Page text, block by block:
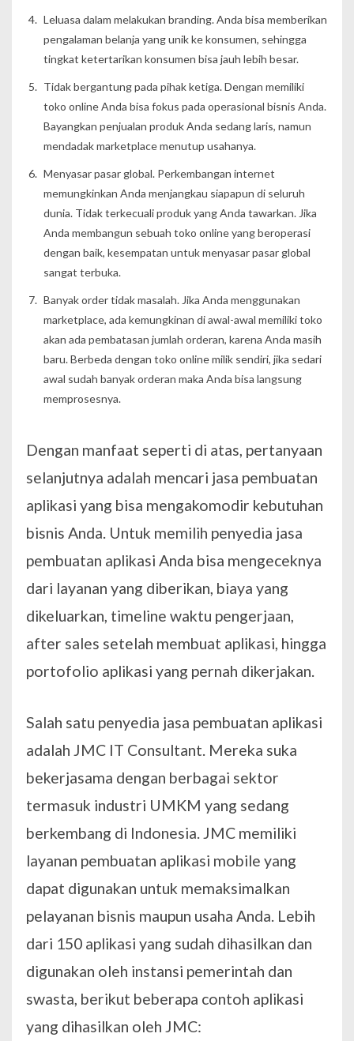
Leluasa dalam melakukan branding. Anda bisa memberikan
pengalaman belanja yang unik ke konsumen, sehingga
tingkat ketertarikan konsumen bisa jauh lebih besar.
Tidak bergantung pada pihak ketiga. Dengan memiliki
toko online Anda bisa fokus pada operasional bisnis Anda.
Bayangkan penjualan produk Anda sedang laris, namun
mendadak marketplace menutup usahanya.
Menyasar pasar global. Perkembangan internet
memungkinkan Anda menjangkau siapapun di seluruh
dunia. Tidak terkecuali produk yang Anda tawarkan. Jika
Anda membangun sebuah toko online yang beroperasi
dengan baik, kesempatan untuk menyasar pasar global
sangat terbuka.
Banyak order tidak masalah. Jika Anda menggunakan
marketplace, ada kemungkinan di awal-awal memiliki toko
akan ada pembatasan jumlah orderan, karena Anda masih
baru. Berbeda dengan toko online milik sendiri, jika sedari
awal sudah banyak orderan maka Anda bisa langsung
memprosesnya.
Dengan manfaat seperti di atas, pertanyaan
selanjutnya adalah mencari jasa pembuatan
aplikasi yang bisa mengakomodir kebutuhan
bisnis Anda. Untuk memilih penyedia jasa
pembuatan aplikasi Anda bisa mengeceknya
dari layanan yang diberikan, biaya yang
dikeluarkan, timeline waktu pengerjaan,
after sales setelah membuat aplikasi, hingga
portofolio aplikasi yang pernah dikerjakan.
Salah satu penyedia jasa pembuatan aplikasi
adalah JMC IT Consultant. Mereka suka
bekerjasama dengan berbagai sektor
termasuk industri UMKM yang sedang
berkembang di Indonesia. JMC memiliki
layanan pembuatan aplikasi mobile yang
dapat digunakan untuk memaksimalkan
pelayanan bisnis maupun usaha Anda. Lebih
dari 150 aplikasi yang sudah dihasilkan dan
digunakan oleh instansi pemerintah dan
swasta, berikut beberapa contoh aplikasi
yang dihasilkan oleh JMC: